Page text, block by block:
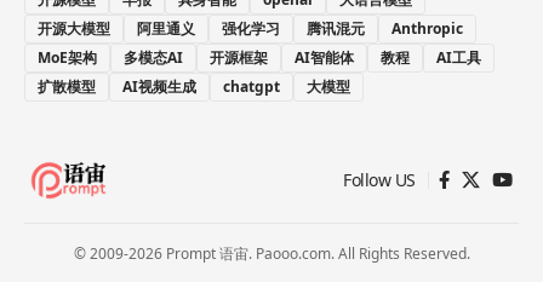
开源大模型
阿里通义 强化学习 腾讯混元
Anthropic
MoE架构
多模态AI 开源框架 AI智能体 教程
AI工具
扩散模型
AI视频生成 chatgpt 大模型
Follow US
© 2009-2026 Prompt 语宙. Paooo.com. All Rights Reserved.